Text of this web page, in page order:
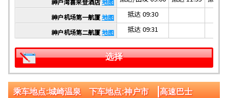
神户湾喜来登酒店地图
神户机场第一航厦地图 抵达 09:30
神户机场第二航厦地图 抵达 09:31
选择
乘车地点:城崎温泉 下车地点:神户市 |高速巴士